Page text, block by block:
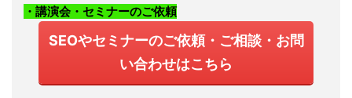
・講演会・セミナーのご依頼
SEOやセミナーのご依頼・ご相談・お問
い合わせはこちら